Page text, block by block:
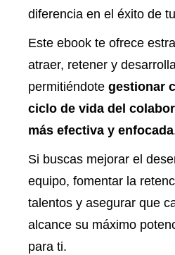
diferencia en el éxito de
Este ebook te ofrece
atraer, retener y
permitiéndote gestionar
ciclo de vida del
más efectiva y enfocada
Si buscas mejorar el
equipo, fomentar la
talentos y asegurar que
alcance su máximo
para ti.